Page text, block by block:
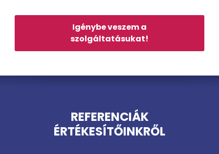
Igénybe veszem a
szolgáltatásukat!
REFERENCIÁK
ÉRTÉKESÍTŐINKRŐL